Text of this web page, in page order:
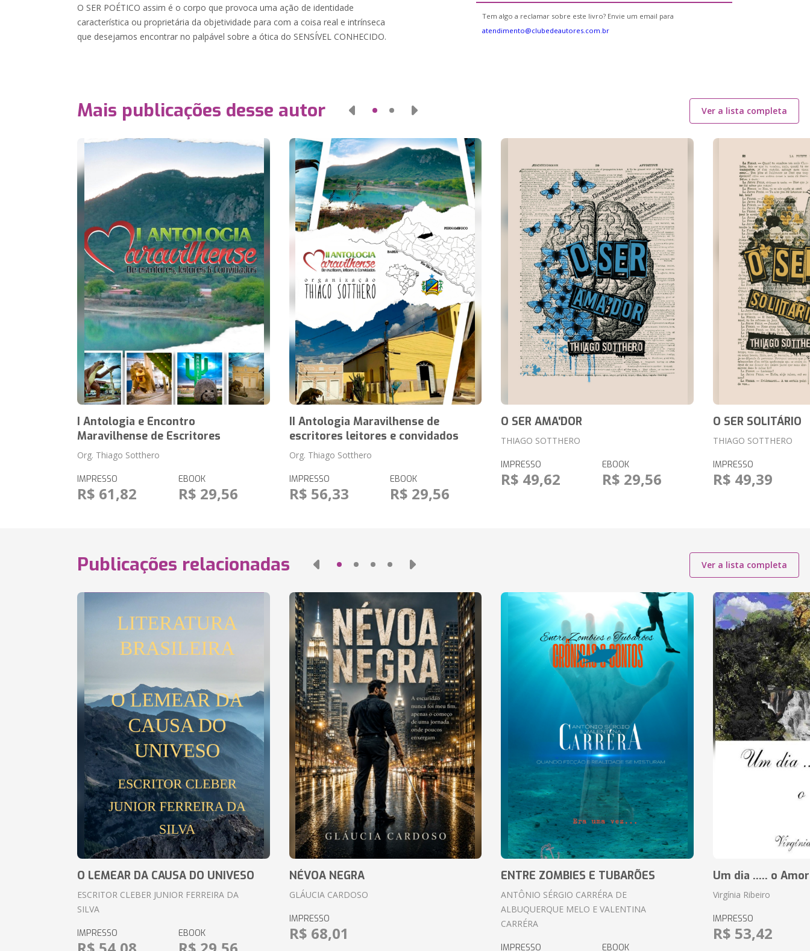
O SER POÉTICO assim é o corpo que provoca uma ação de identidade
característica ou proprietária da objetividade para com a coisa real e intrínseca
que desejamos encontrar no palpável sobre a ótica do SENSÍVEL CONHECIDO.
Tem algo a reclamar sobre este livro? Envie um email para
atendimento@clubedeautores.com.br
Mais publicações desse autor Ver a lista completa
I Antologia e Encontro
Maravilhense de Escritores
Org. Thiago Sotthero
IMPRESSO
R$ 61,82
EBOOK
R$ 29,56
II Antologia Maravilhense de
escritores leitores e convidados
Org. Thiago Sotthero
IMPRESSO
R$ 56,33
EBOOK
R$ 29,56
O SER AMA'DOR
THIAGO SOTTHERO
IMPRESSO
R$ 49,62
EBOOK
R$ 29,56
O SER SOLITÁRIO
THIAGO SOTTHERO
IMPRESSO
R$ 49,39
Publicações relacionadas Ver a lista completa
O LEMEAR DA CAUSA DO UNIVESO
ESCRITOR CLEBER JUNIOR FERREIRA DA
SILVA
IMPRESSO EBOOK
NÉVOA NEGRA
GLÁUCIA CARDOSO
IMPRESSO
R$ 68,01
ENTRE ZOMBIES E TUBARÕES
ANTÔNIO SÉRGIO CARRÉRA DE
ALBUQUERQUE MELO E VALENTINA
CARRÉRA
IMPRESSO EBOOK
Um dia ..... o Amor
Virgínia Ribeiro
IMPRESSO
R$ 53,42